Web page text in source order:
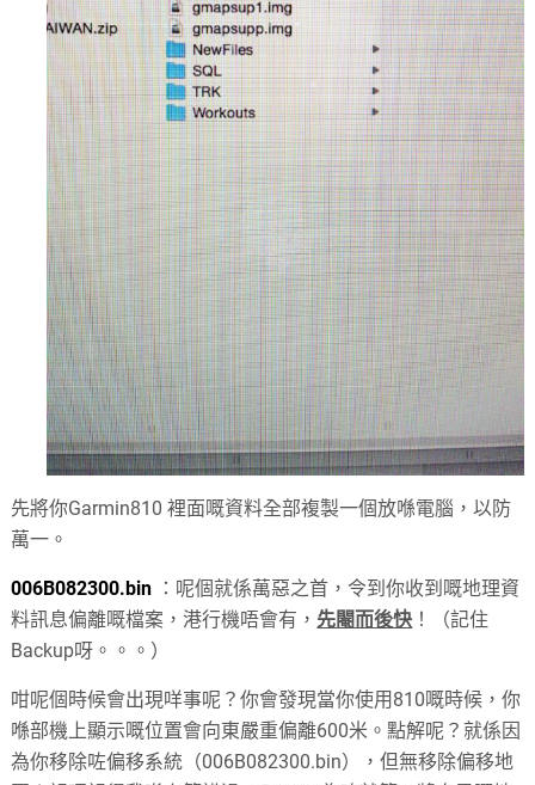
先將你Garmin810 裡面嘅資料全部複製一個放喺電腦，以防
萬一。
006B082300.bin ：呢個就係萬惡之首，令到你收到嘅地理資
料訊息偏離嘅檔案，港行機唔會有， 先閹而後快 ！（記住
Backup呀。。。）
咁呢個時候會出現咩事呢？你會發現當你使用810嘅時候，你
喺部機上顯示嘅位置會向東嚴重偏離600米。點解呢？就係因
為你移除咗偏移系統（006B082300.bin），但無移除偏移地